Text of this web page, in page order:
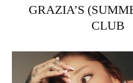
GRAZIA’S
CLUB